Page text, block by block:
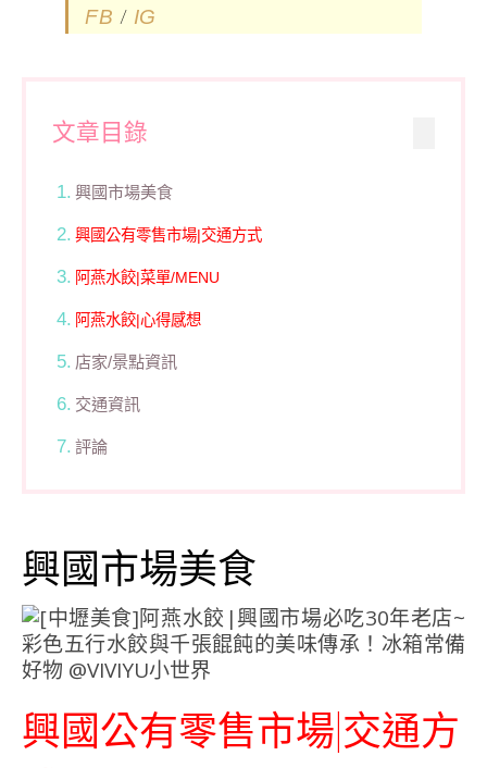
FB / IG
文章目錄
興國市場美食
興國公有零售市場|交通方式
阿燕水餃|菜單/MENU
阿燕水餃|心得感想
店家/景點資訊
交通資訊
評論
興國市場美食
興國公有零售市場|交通方